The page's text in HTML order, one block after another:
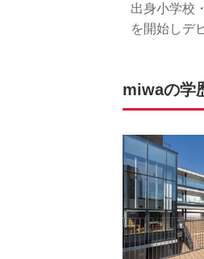
出身小学校
を開始しデ
miwaの学